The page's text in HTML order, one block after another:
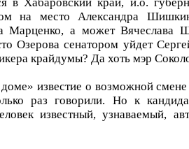
на место Александра
Марценко, а может Вячеслава
Озерова сенатором уйдет
крайдумы? Да хоть мэр
известие о возможной смене
раз говорили. Но к
известный, узнаваемый,